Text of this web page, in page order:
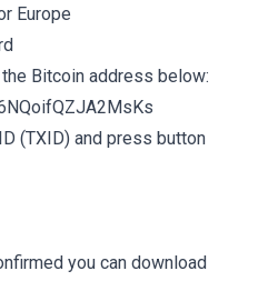
Europe
Bitcoin address below:
(TXID) and press button
you can download